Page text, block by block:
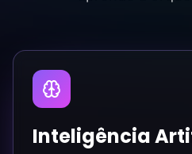
Inteligência